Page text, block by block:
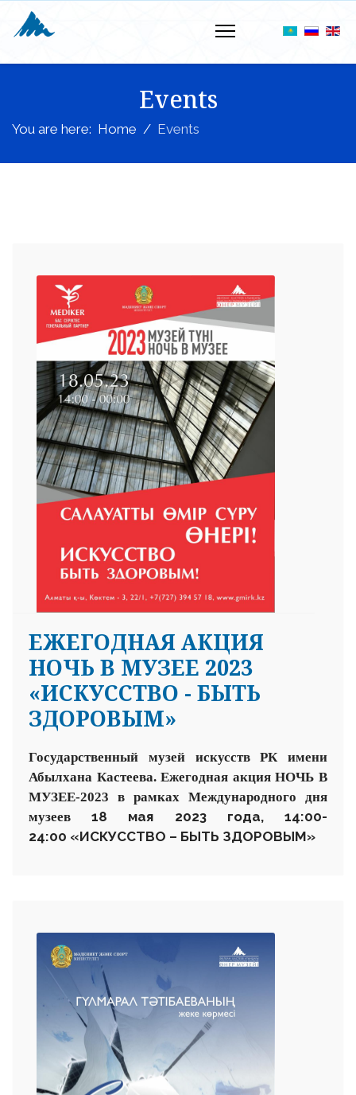
Events
You are here: Home Events
ЕЖЕГОДНАЯ АКЦИЯ
НОЧЬ В МУЗЕЕ 2023
«ИСКУССТВО - БЫТЬ
ЗДОРОВЫМ»
Государственный музей искусств РК имени
Абылхана Кастеева.Ежегодная акция НОЧЬ В
МУЗЕЕ-2023 в рамках Международного дня
музеев18 мая 2023 года, 14:00-
24:00 «ИСКУССТВО – БЫТЬ ЗДОРОВЫМ»